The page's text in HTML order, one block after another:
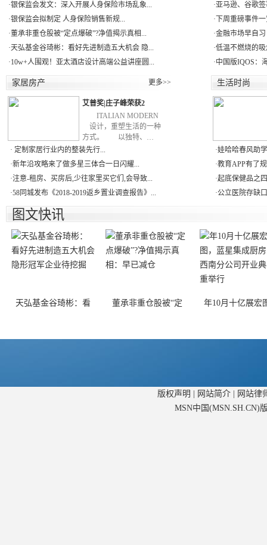
·银保监会发文：深入开展人身保险市场乱象...
·银保监会拟制定 人身保险销售新规...
·董承非重仓股被“定点爆破”?净值揭示真相...
·天弘基金谷琦彬：看好先进制造五大机会 隐...
·10w+人围观！亚太酒店设计高端公益讲座圆...
·亚马逊、谷歌
· 下周重磅事件
·金融市场早自
·低温不燃烧的
·中国版IQOS：
家居房产 更多>>
艾普奖|庄子峰荣获2
ITALIAN MODERN
设计，重塑生活的一种
方式。 以独特、…
· 定制家居行业内的整装先行...
·新年沿攻略来了做多星三体合一日闪耀...
·注意-租房、买房后,少往家里买它们,会导致...
·58同城发布《2018-2019返乡置业调查报告》...
生活时尚
·娃哈哈春风助
·教育APP有了
·起底保健品之
·公立医院存缺
图文快讯
天弘基金谷琦彬：看 董承非重仓股被“定 年10月十亿展宏
版权声明 网站简介|
网站律
MSN中国(MSN.SH.CN)